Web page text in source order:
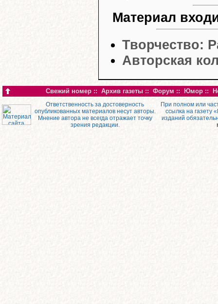
Материал
Творчество:
Авторская
Свежий номер :: Архив газеты :: Форум :: Юмор ::
Ответственность за достоверность
опубликованных материалов несут авторы.
Мнение автора не всегда отражает точку
зрения редакции.
При полном или
ссылка на газету
изданий